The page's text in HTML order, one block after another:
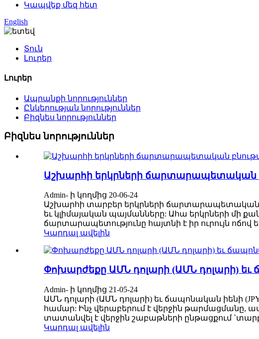
Կապվեք մեզ հետ
English
Տուն
Լուրեր
Լուրեր
Ապրանքի նորություններ
Ընկերության նորություններ
Բիզնես նորություններ
Բիզնես նորություններ
Աշխարհի երկրների ճարտարապետական
Admin- ի կողմից 20-06-24
Աշխարհի տարբեր երկրների ճարտարապետական
եւ կլիմայական պայմանները: Ահա երկրների
ճարտարապետությունը հայտնի է իր ուրույն ոճով
Կարդալ ավելին
Փոխարժեքը ԱՄՆ դոլարի (ԱՄՆ դոլարի) եւ
Admin- ի կողմից 21-05-24
ԱՄՆ դոլարի (ԱՄՆ դոլարի) եւ ճապոնական իենի
համար: Ինչ վերաբերում է վերջին թարմացմանը,
տատանվել է վերջին շաբաթների ընթացքում
Կարդալ ավելին